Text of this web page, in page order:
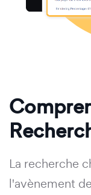
La recherche
l'avènement